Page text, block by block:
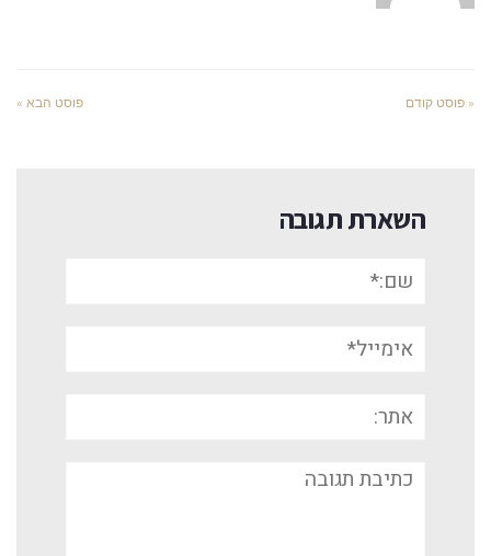
« פוסט קודם פוסט הבא »
השארת תגובה
אימייל*
תגובה